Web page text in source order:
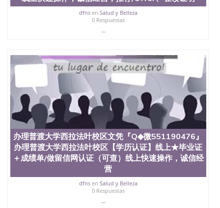
University）圣何塞州立大学学位证（San Jose State
University）圣何塞州立大学学位证（San Jose State
University）圣何塞州立大学（San Jose State
University）圣何塞州立大学（San Jose State
University）圣何塞州立大学（San Jose State
University）圣何塞州立大学学位证（San Jose State
University）圣何塞州立大学学位证（San Jose State
University）圣何塞州立大学结业证（San Jose State
University）圣何塞州立大学结业证（San Jose State
University）圣何塞州立大学结业证（San Jose State
University）圣何塞州立大学学位证（San Jose State
University）圣何塞州立大学学位证（San Jose State
University）圣何塞州立大学学历证书（San Jose
State University）圣何塞州立大学学历证书（San
Jose State University）圣何塞州立大学学历证书
（San Jose State University）澳洲读书未毕业找人做
文凭学位qq微信551190476澳洲读CQU中央昆士兰大
学学历 绩单购买学位证书/澳洲读本科硕士做文凭/购
买澳洲大学毕业证成绩单假文凭学历
offieUniversityofSouthernQueensland 澳洲读书未毕
业找人做文凭学位qq微信551190476澳洲读CQU中央
dfnsen Salud y Belleza
0 Respuestas
...
办理普渡大学西拉法叶校区文凭『Q◆微551190476』
办理普渡大学西拉法叶校区【学历认证】线上★毕业证
＋成绩单/做留信网认证（可查）线上快速操作，诚信经
营
dfnsen Salud y Belleza
0 Respuestas
...